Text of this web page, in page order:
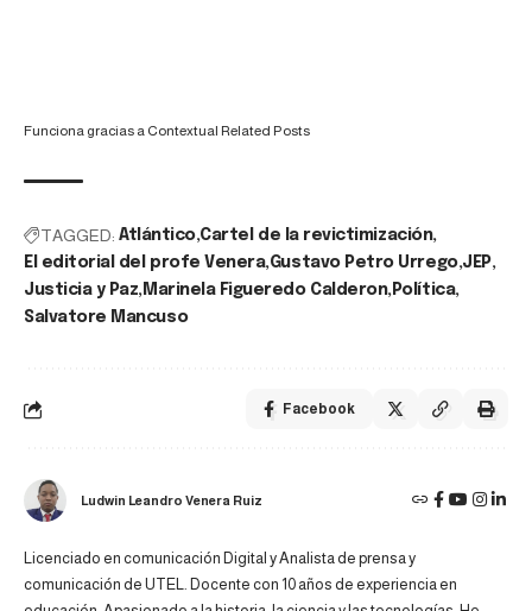
Funciona gracias a Contextual Related Posts
TAGGED: Atlántico Cartel de la revictimización
El editorial del profe Venera Gustavo Petro Urrego JEP
Justicia y Paz Marinela Figueredo Calderon Política
Salvatore Mancuso
Facebook
Ludwin Leandro Venera Ruiz
Licenciado en comunicación Digital y Analista de prensa y
comunicación de UTEL. Docente con 10 años de experiencia en